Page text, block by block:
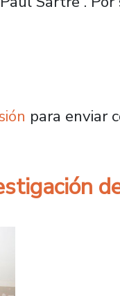
a la
para enviar